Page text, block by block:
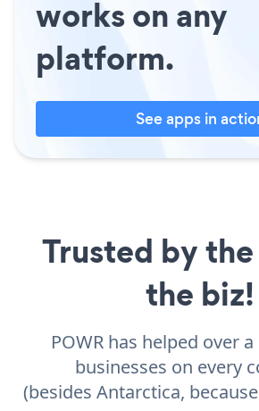
works on any
platform.
See apps in
Trusted by
the biz!
POWR has helped over
businesses on every
(besides Antarctica,